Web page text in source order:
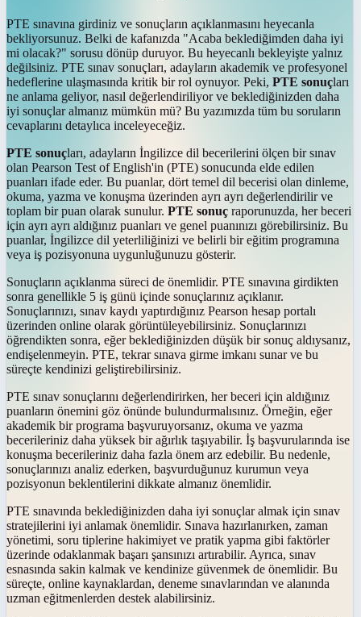
PTE sınavına girdiniz ve sonuçların açıklanmasını heyecanla
bekliyorsunuz. Belki de kafanızda "Acaba beklediğimden daha iyi
mi olacak?" sorusu dönüp duruyor. Bu heyecanlı bekleyişte yalnız
değilsiniz. PTE sınav sonuçları, adayların akademik ve profesyonel
hedeflerine ulaşmasında kritik bir rol oynuyor. Peki, PTE sonuçları
ne anlama geliyor, nasıl değerlendiriliyor ve beklediğinizden daha
iyi sonuçlar almanız mümkün mü? Bu yazımızda tüm bu soruların
cevaplarını detaylıca inceleyeceğiz.
PTE sonuçları, adayların İngilizce dil becerilerini ölçen bir sınav
olan Pearson Test of English'in (PTE) sonucunda elde edilen
puanları ifade eder. Bu puanlar, dört temel dil becerisi olan dinleme,
okuma, yazma ve konuşma üzerinden ayrı ayrı değerlendirilir ve
toplam bir puan olarak sunulur. PTE sonuç raporunuzda, her beceri
için ayrı ayrı aldığınız puanları ve genel puanınızı görebilirsiniz. Bu
puanlar, İngilizce dil yeterliliğinizi ve belirli bir eğitim programına
veya iş pozisyonuna uygunluğunuzu gösterir.
Sonuçların açıklanma süreci de önemlidir. PTE sınavına girdikten
sonra genellikle 5 iş günü içinde sonuçlarınız açıklanır.
Sonuçlarınızı, sınav kaydı yaptırdığınız Pearson hesap portalı
üzerinden online olarak görüntüleyebilirsiniz. Sonuçlarınızı
öğrendikten sonra, eğer beklediğinizden düşük bir sonuç aldıysanız,
endişelenmeyin. PTE, tekrar sınava girme imkanı sunar ve bu
süreçte kendinizi geliştirebilirsiniz.
PTE sınav sonuçlarını değerlendirirken, her beceri için aldığınız
puanların önemini göz önünde bulundurmalısınız. Örneğin, eğer
akademik bir programa başvuruyorsanız, okuma ve yazma
becerileriniz daha yüksek bir ağırlık taşıyabilir. İş başvurularında ise
konuşma becerileriniz daha fazla önem arz edebilir. Bu nedenle,
sonuçlarınızı analiz ederken, başvurduğunuz kurumun veya
pozisyonun beklentilerini dikkate almanız önemlidir.
PTE sınavında beklediğinizden daha iyi sonuçlar almak için sınav
stratejilerini iyi anlamak önemlidir. Sınava hazırlanırken, zaman
yönetimi, soru tiplerine hakimiyet ve pratik yapma gibi faktörler
üzerinde odaklanmak başarı şansınızı artırabilir. Ayrıca, sınav
esnasında sakin kalmak ve kendinize güvenmek de önemlidir. Bu
süreçte, online kaynaklardan, deneme sınavlarından ve alanında
uzman eğitmenlerden destek alabilirsiniz.